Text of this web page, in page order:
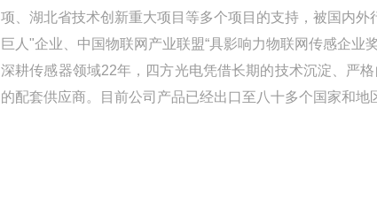
项、湖北省技术创新重大项目等多个项目的支持，被国内
巨人"企业、中国物联网产业联盟“具影响力物联网传感企业
深耕传感器领域22年，四方光电凭借长期的技术沉淀、严
的配套供应商。目前公司产品已经出口至八十多个国家和地